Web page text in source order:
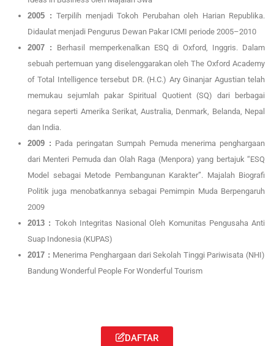
2005 : Terpilih menjadi Tokoh Perubahan oleh Harian Republika.
Didaulat menjadi Pengurus Dewan Pakar ICMI periode 2005–2010
2007 : Berhasil memperkenalkan ESQ di Oxford, Inggris. Dalam
sebuah pertemuan yang diselenggarakan oleh The Oxford Academy
of Total Intelligence tersebut DR. (H.C.) Ary Ginanjar Agustian telah
memukau sejumlah pakar Spiritual Quotient (SQ) dari berbagai
negara seperti Amerika Serikat, Australia, Denmark, Belanda, Nepal
dan India.
2009 : Pada peringatan Sumpah Pemuda menerima penghargaan
dari Menteri Pemuda dan Olah Raga (Menpora) yang bertajuk “ESQ
Model sebagai Metode Pembangunan Karakter”. Majalah Biografi
Politik juga menobatkannya sebagai Pemimpin Muda Berpengaruh
2009
2013 : Tokoh Integritas Nasional Oleh Komunitas Pengusaha Anti
Suap Indonesia (KUPAS)
2017 : Menerima Penghargaan dari Sekolah Tinggi Pariwisata (NHI)
Bandung Wonderful People For Wonderful Tourism
DAFTAR